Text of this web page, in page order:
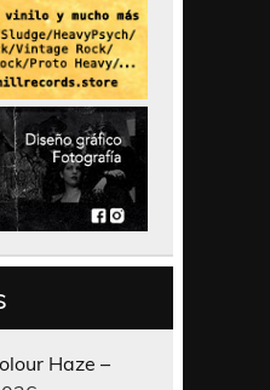
Haze –